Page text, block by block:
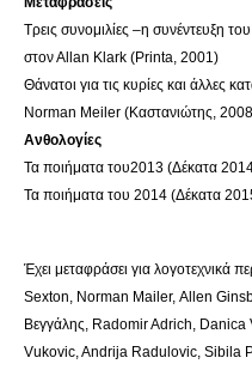
Tρεις συνομιλίες –η συνέντευξη
στον Αllan Klark (Printa, 2001)
Θάνατοι για τις κυρίες και άλλες
Norman Μeiler (Καστανιώτης,
Ανθολογίες
Τα ποιήματα του2013 (Δέκατα
Τα ποιήματα του 2014 (Δέκατα
Έχει μεταφράσει για λογοτεχνικά
Sexton, Νοrman Mailer, Αllen
Βεγγάλης, Radomir Adrich,
Vukovic, Andrija Radulovic, Sibila